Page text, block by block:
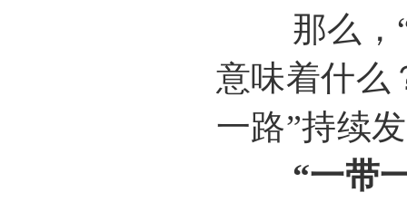
那么，“
意味着什么
一路”持续
“一带